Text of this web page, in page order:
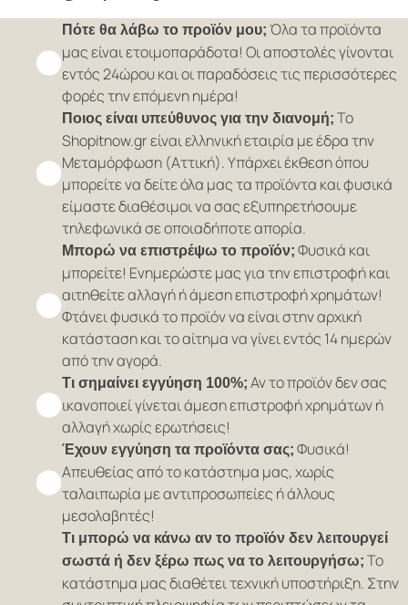
Πότε θα λάβω το προϊόν μου; Όλα τα προϊόντα
μας είναι ετοιμοπαράδοτα! Οι αποστολές γίνονται
εντός 24ώρου και οι παραδόσεις τις περισσότερες
φορές την επόμενη ημέρα!
Ποιος είναι υπεύθυνος για την διανομή; Το
Shopitnow.gr είναι ελληνική εταιρία με έδρα την
Μεταμόρφωση (Αττική). Υπάρχει έκθεση όπου
μπορείτε να δείτε όλα μας τα προϊόντα και φυσικά
είμαστε διαθέσιμοι να σας εξυπηρετήσουμε
τηλεφωνικά σε οποιαδήποτε απορία.
Μπορώ να επιστρέψω το προϊόν; Φυσικά και
μπορείτε! Ενημερώστε μας για την επιστροφή και
αιτηθείτε αλλαγή ή άμεση επιστροφή χρημάτων!
Φτάνει φυσικά το προϊόν να είναι στην αρχική
κατάσταση και το αίτημα να γίνει εντός 14 ημερών
από την αγορά.
Τι σημαίνει εγγύηση 100%; Αν το προϊόν δεν σας
ικανοποιεί γίνεται άμεση επιστροφή χρημάτων ή
αλλαγή χωρίς ερωτήσεις!
Έχουν εγγύηση τα προϊόντα σας; Φυσικά!
Απευθείας από το κατάστημα μας, χωρίς
ταλαιπωρία με αντιπροσωπείες ή άλλους
μεσολαβητές!
Τι μπορώ να κάνω αν το προϊόν δεν λειτουργεί
σωστά ή δεν ξέρω πως να το λειτουργήσω; Το
κατάστημα μας διαθέτει τεχνική υποστήριξη. Στην